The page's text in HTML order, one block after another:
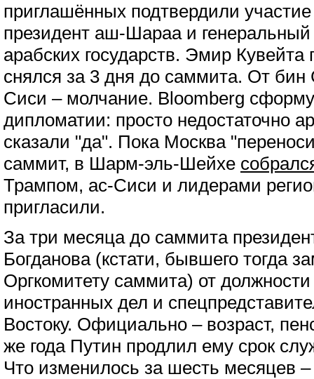
приглашённых подтвердили
президент аш-Шараа и генеральный
арабских государств. Эмир Кувейта
снялся за 3 дня до саммита. От
Сиси – молчание. Bloomberg
дипломатии: просто недостаточно
сказали "да". Пока Москва
саммит, в Шарм-эль-Шейхе
Трампом, ас-Сиси и лидерами
пригласили.
За три месяца до саммита
Богданова (кстати, бывшего тогда
Оргкомитету саммита) от
иностранных дел и
Востоку. Официально – возраст,
же года Путин продлил ему срок
Что изменилось за шесть месяцев